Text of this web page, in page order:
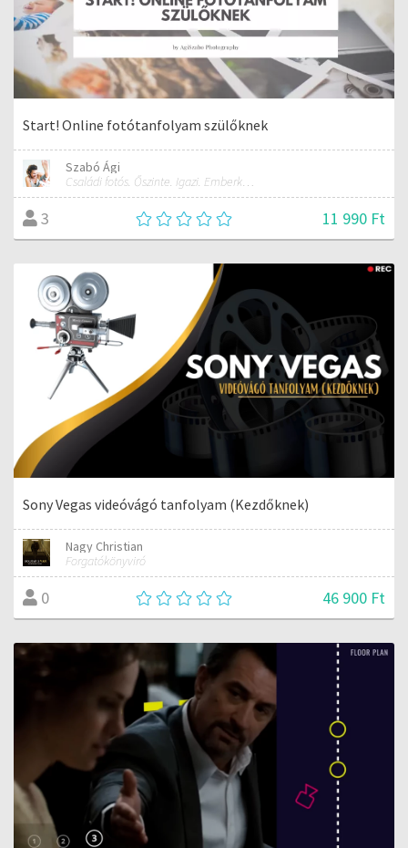
Start! Online fotótanfolyam szülőknek
Szabó Ági
Családi fotós. Őszinte. Igazi. Emberként, a fotókban.
3 11 990 Ft
Sony Vegas videóvágó tanfolyam (Kezdőknek)
Nagy Christian
Forgatókönyviró
0 46 900 Ft